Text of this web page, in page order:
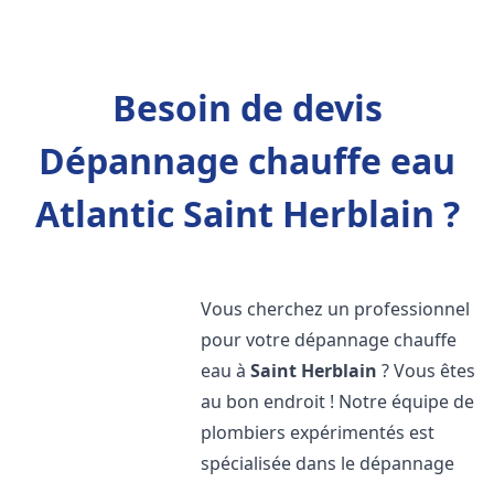
Besoin de devis
Dépannage chauffe eau
Atlantic Saint Herblain ?
Vous cherchez un professionnel
pour votre dépannage chauffe
eau àSaint Herblain ? Vous êtes
au bon endroit ! Notre équipe de
plombiers expérimentés est
spécialisée dans le dépannage